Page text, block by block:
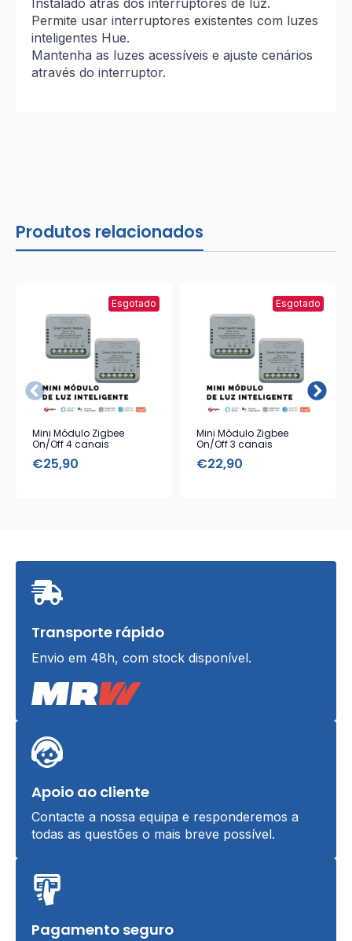
Instalado atrás dos interruptores de luz.
Permite usar interruptores existentes com luzes
inteligentes Hue.
Mantenha as luzes acessíveis e ajuste cenários
através do interruptor.
Produtos relacionados
Esgotado
Mini Módulo Zigbee
On/Off 4 canais
€25,90
Esgotado
Mini Módulo Zigbee
On/Off 3 canais
€22,90
Transporte rápido
Envio em 48h, com stock disponível.
Apoio ao cliente
Contacte a nossa equipa e responderemos a
todas as questões o mais breve possível.
Pagamento seguro